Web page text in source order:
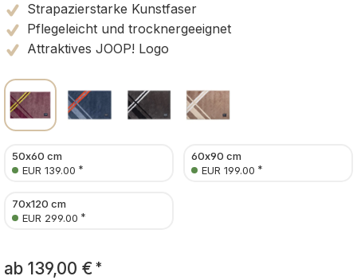
Strapazierstarke Kunstfaser
Pflegeleicht und trocknergeeignet
Attraktives JOOP! Logo
50x60 cm
EUR 139.00 *
60x90 cm
EUR 199.00 *
70x120 cm
EUR 299.00 *
ab 139,00 € *